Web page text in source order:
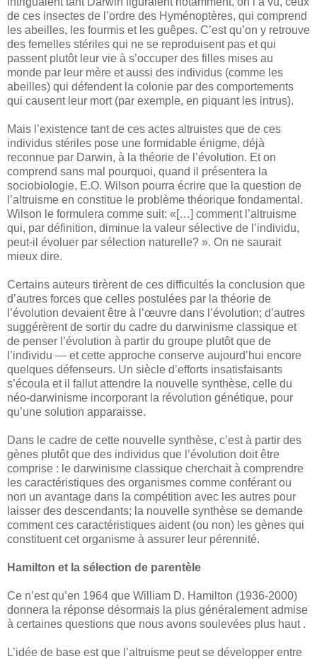
de ces insectes de l’ordre des Hyménoptères, qui comprend
les abeilles, les fourmis et les guêpes. C’est qu’on y retrouve
des femelles stériles qui ne se reproduisent pas et qui
passent plutôt leur vie à s’occuper des filles mises au
monde par leur mère et aussi des individus (comme les
abeilles) qui défendent la colonie par des comportements
qui causent leur mort (par exemple, en piquant les intrus).
Mais l’existence tant de ces actes altruistes que de ces
individus stériles pose une formidable énigme, déjà
reconnue par Darwin, à la théorie de l’évolution. Et on
comprend sans mal pourquoi, quand il présentera la
sociobiologie, E.O. Wilson pourra écrire que la question de
l’altruisme en constitue le problème théorique fondamental.
Wilson le formulera comme suit: «[…] comment l’altruisme
qui, par définition, diminue la valeur sélective de l’individu,
peut-il évoluer par sélection naturelle? ». On ne saurait
mieux dire.
Certains auteurs tirèrent de ces difficultés la conclusion que
d’autres forces que celles postulées par la théorie de
l’évolution devaient être à l’œuvre dans l’évolution; d’autres
suggérèrent de sortir du cadre du darwinisme classique et
de penser l’évolution à partir du groupe plutôt que de
l’individu — et cette approche conserve aujourd’hui encore
quelques défenseurs. Un siècle d’efforts insatisfaisants
s’écoula et il fallut attendre la nouvelle synthèse, celle du
néo-darwinisme incorporant la révolution génétique, pour
qu’une solution apparaisse.
Dans le cadre de cette nouvelle synthèse, c’est à partir des
gènes plutôt que des individus que l’évolution doit être
comprise : le darwinisme classique cherchait à comprendre
les caractéristiques des organismes comme conférant ou
non un avantage dans la compétition avec les autres pour
laisser des descendants; la nouvelle synthèse se demande
comment ces caractéristiques aident (ou non) les gènes qui
constituent cet organisme à assurer leur pérennité.
Hamilton et la sélection de parentèle
Ce n’est qu’en 1964 que William D. Hamilton (1936-2000)
donnera la réponse désormais la plus généralement admise
à certaines questions que nous avons soulevées plus haut .
L’idée de base est que l’altruisme peut se développer entre